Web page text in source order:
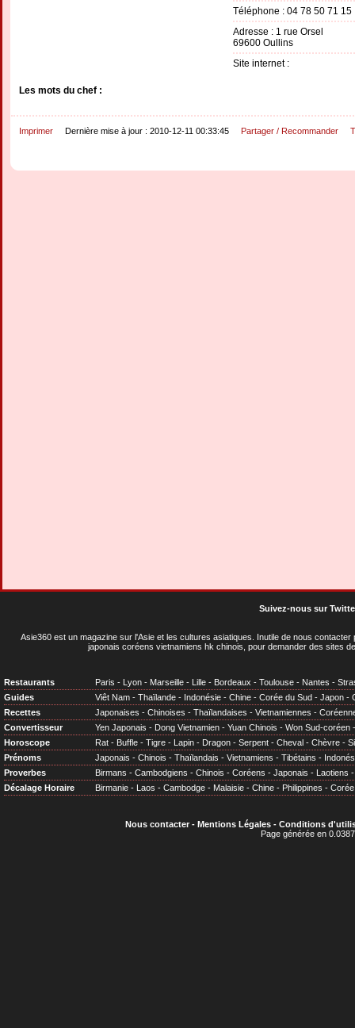
Téléphone : 04 78 50 71 15
Adresse : 1 rue Orsel
69600 Oullins
Site internet :
Les mots du chef :
Imprimer Dernière mise à jour : 2010-12-11 00:33:45 Partager / Recommander
Suivez-nous sur
Asie360 est un magazine sur l'Asie et les cultures asiatiques . Inutile de nous
japonais coréens vietnamiens hk chinois, pour demander des sites
Restaurants Paris - Lyon - Marseille - Lille - Bordeaux - Toulouse - Nantes -
Guides
Viêt Nam - Thaïlande - Indonésie - Chine - Corée du Sud - Japon -
Recettes
Japonaises - Chinoises - Thaïlandaises - Vietnamiennes -
Convertisseur
Yen Japonais - Dong Vietnamien - Yuan Chinois - Won Sud-coréen
Horoscope
Rat - Buffle - Tigre - Lapin - Dragon - Serpent - Cheval - Chèvre -
Prénoms
Japonais - Chinois - Thaïlandais - Vietnamiens - Tibétains -
Proverbes
Birmans - Cambodgiens - Chinois - Coréens - Japonais - Laotiens
Décalage Horaire
Birmanie - Laos - Cambodge - Malaisie - Chine - Philippines - Corée
Nous contacter- Mentions Légales- Conditions
Page générée en